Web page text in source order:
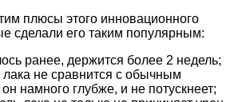
плюсы этого инновационного
сделали его таким популярным:
ранее, держится более 2 недель;
лака не сравнится с обычным
намного глубже, и не потускнеет;